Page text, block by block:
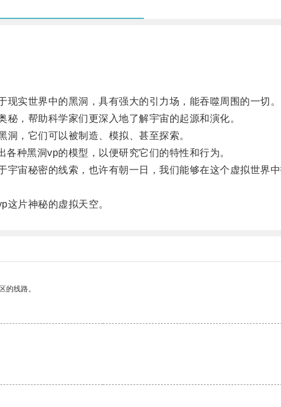
实世界中的黑洞，具有强大的引力场，能吞噬周围的一切。
，帮助科学家们更深入地了解宇宙的起源和演化。
，它们可以被制造、模拟、甚至探索。
种黑洞vp的模型，以便研究它们的特性和行为。
宙秘密的线索，也许有朝一日，我们能够在这个虚拟世界
片神秘的虚拟天空。
的线路。